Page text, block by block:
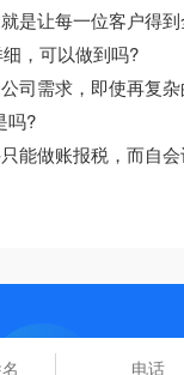
是让每一位客户得
，可以做到吗?
司需求，即使再复
吗?
能做账报税，而自